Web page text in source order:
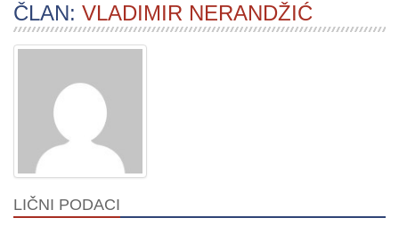
ČLAN: VLADIMIR NERANDŽIĆ
LIČNI PODACI